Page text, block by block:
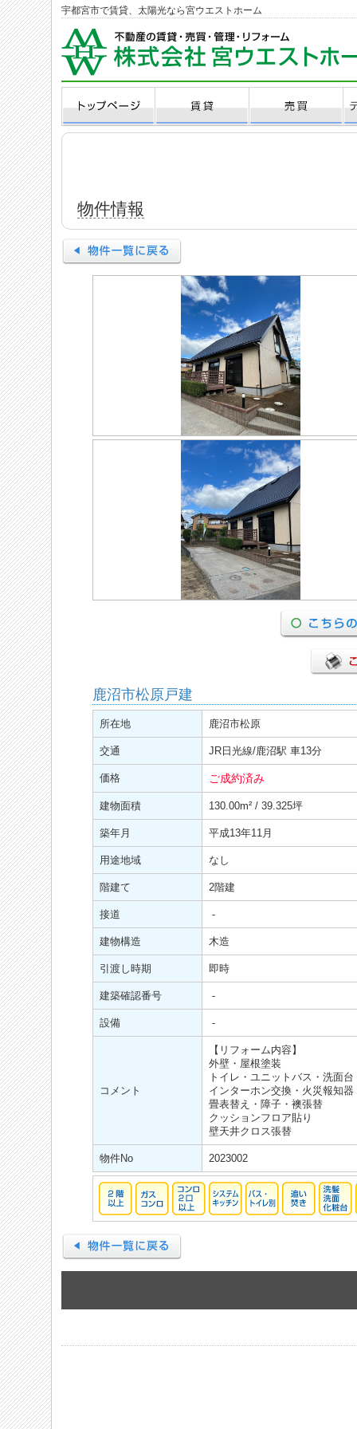
宇都宮市で賃貸、太陽光なら宮ウエストホーム
物件情報
鹿沼市松原戸建
所在地 鹿沼市松原
交通 JR日光線/鹿沼駅 車13分
価格 ご成約済み
建物面積 130.00m² / 39.325坪
築年月 平成13年11月
用途地域 なし
階建て 2階建
接道 -
建物構造 木造
引渡し時期 即時
建築確認番号 -
設備 -
コメント
【リフォーム内容】
外壁・屋根塗装
トイレ・ユニットバス・洗面
インターホン交換・火災報知
畳表替え・障子・襖張替
クッションフロア貼り
壁天井クロス張替
物件No 2023002